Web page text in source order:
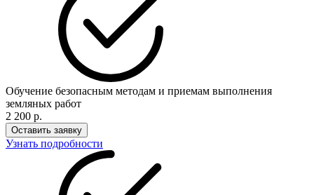
Обучение безопасным методам и приемам выполнения
земляных работ
2 200 р.
Оставить заявку
Узнать подробности